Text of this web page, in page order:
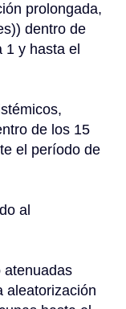
prolongada,
dentro de
1 y hasta el
de los 15
el período de
al
atenuadas
aleatorización